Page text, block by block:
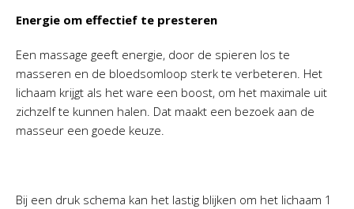
Energie om effectief te presteren
Een massage geeft energie, door de spieren los te
masseren en de bloedsomloop sterk te verbeteren. Het
lichaam krijgt als het ware een boost, om het maximale uit
zichzelf te kunnen halen. Dat maakt een bezoek aan de
masseur een goede keuze.
Bij een druk schema kan het lastig blijken om het lichaam 1